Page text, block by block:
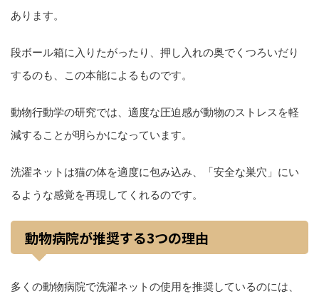
あります。
段ボール箱に入りたがったり、押し入れの奥でくつろいだり
するのも、この本能によるものです。
動物行動学の研究では、適度な圧迫感が動物のストレスを軽
減することが明らかになっています。
洗濯ネットは猫の体を適度に包み込み、「安全な巣穴」にい
るような感覚を再現してくれるのです。
動物病院が推奨する3つの理由
多くの動物病院で洗濯ネットの使用を推奨しているのには、